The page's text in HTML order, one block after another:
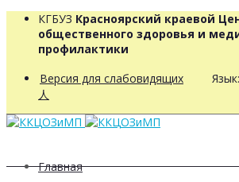
КГБУЗ Красноярский краевой
общественного здоровья и
профилактики
Версия для слабовидящих
人
Главная